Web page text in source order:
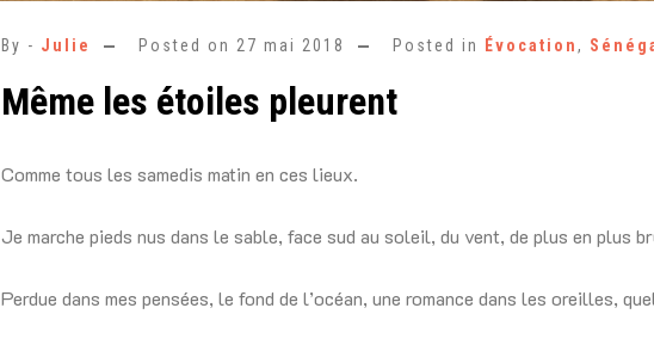
By - Julie Posted on 27 mai 2018 Posted in Évocation,
Même les étoiles pleurent
Comme tous les samedis matin en ces lieux.
Je marche pieds nus dans le sable, face sud au soleil, du vent, de plus en plus
Perdue dans mes pensées, le fond de l’océan, une romance dans les oreilles,